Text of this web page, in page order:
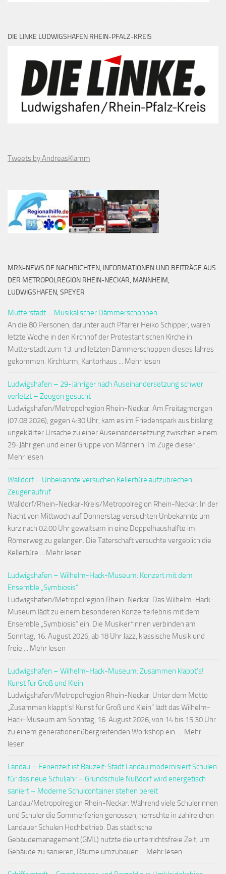
DIE LINKE LUDWIGSHAFEN RHEIN-PFALZ-KREIS
Tweets by AndreasKlamm
MRN-NEWS.DE NACHRICHTEN, INFORMATIONEN UND BEITRÄGE AUS
DER METROPOLREGION RHEIN-NECKAR, MANNHEIM,
LUDWIGSHAFEN, SPEYER
Mutterstadt – Musikalischer Dämmerschoppen
An die 80 Personen, darunter auch Pfarrer Heiko Schipper, waren
letzte Woche in den Kirchhof der Protestantischen Kirche in
Mutterstadt zum 13. und letzten Dämmerschoppen dieses Jahres
gekommen. Kirchturm, Kantorhaus ... Mehr lesen
Ludwigshafen – 29-Jähriger nach Auseinandersetzung schwer
verletzt – Zeugen gesucht
Ludwigshafen/Metropolregion Rhein-Neckar. Am Freitagmorgen
(07.08.2026), gegen 4:30 Uhr, kam es im Friedenspark aus bislang
ungeklärter Ursache zu einer Auseinandersetzung zwischen einem
29-Jährigen und einer Gruppe von Männern. Im Zuge dieser ...
Mehr lesen
Walldorf – Unbekannte versuchen Kellertüre aufzubrechen –
Zeugenaufruf
Walldorf/Rhein-Neckar-Kreis/Metropolregion Rhein-Neckar. In der
Nacht von Mittwoch auf Donnerstag versuchten Unbekannte um
kurz nach 02:00 Uhr gewaltsam in eine Doppelhaushälfte im
Römerweg zu gelangen. Die Täterschaft versuchte vergeblich die
Kellertüre ... Mehr lesen
Ludwigshafen – Wilhelm-Hack-Museum: Konzert mit dem
Ensemble „Symbiosis“
Ludwigshafen/Metropolregion Rhein-Neckar. Das Wilhelm-Hack-
Museum lädt zu einem besonderen Konzerterlebnis mit dem
Ensemble „Symbiosis“ ein. Die Musiker*innen verbinden am
Sonntag, 16. August 2026, ab 18 Uhr Jazz, klassische Musik und
freie ... Mehr lesen
Ludwigshafen – Wilhelm-Hack-Museum: Zusammen klappt’s!
Kunst für Groß und Klein
Ludwigshafen/Metropolregion Rhein-Neckar. Unter dem Motto
„Zusammen klappt’s! Kunst für Groß und Klein“ lädt das Wilhelm-
Hack-Museum am Sonntag, 16. August 2026, von 14 bis 15.30 Uhr
zu einem generationenübergreifenden Workshop ein. ... Mehr
lesen
Landau – Ferienzeit ist Bauzeit: Stadt Landau modernisiert Schulen
für das neue Schuljahr – Grundschule Nußdorf wird energetisch
saniert – Moderne Schulcontainer stehen bereit
Landau/Metropolregion Rhein-Neckar. Während viele Schülerinnen
und Schüler die Sommerferien genossen, herrschte in zahlreichen
Landauer Schulen Hochbetrieb. Das städtische
Gebäudemanagement (GML) nutzte die unterrichtsfreie Zeit, um
Gebäude zu sanieren, Räume umzubauen ... Mehr lesen